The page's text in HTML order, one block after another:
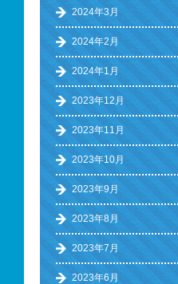
2024年3月
2024年2月
2024年1月
2023年12月
2023年11月
2023年10月
2023年9月
2023年8月
2023年7月
2023年6月